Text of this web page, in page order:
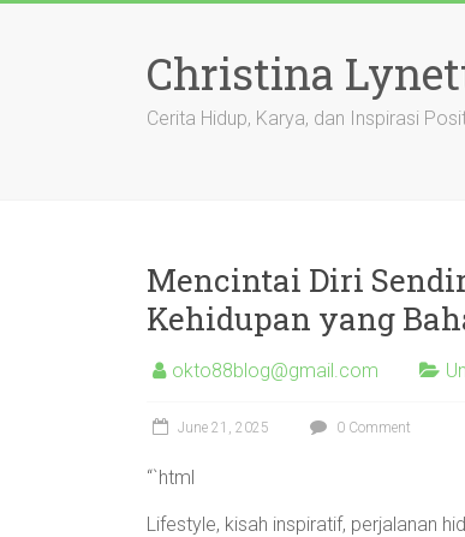
Christina
Cerita Hidup, Karya, dan Inspirasi
Mencintai Diri
Kehidupan yang
okto88blog@gmail.com
June 21, 2025 0 Comment
“`html
Lifestyle, kisah inspiratif, perjalanan